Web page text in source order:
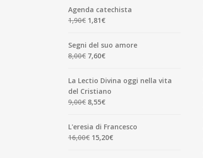
originale
era:
7,00€.
attuale
Agenda catechista
1,90€ Il
originale
era:
1,90€.
1,81€
Segni del suo amore
8,00€ Il
originale
era:
8,00€.
7,60€
attuale
La Lectio Divina oggi nella vita
del Cristiano
9,00€ Il
originale
era:
9,00€.
8,55€
attuale
è:
L'eresia di Francesco
16,00€ Il
15,20€